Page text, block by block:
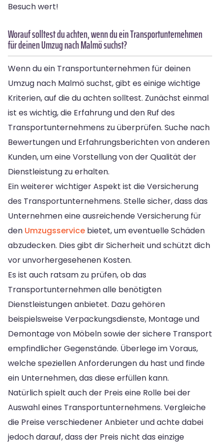
Besuch wert!
Worauf solltest du achten, wenn du ein Transportunternehmen
für deinen Umzug nach Malmö suchst?
Wenn du ein Transportunternehmen für deinen
Umzug nach Malmö suchst, gibt es einige wichtige
Kriterien, auf die du achten solltest. Zunächst einmal
ist es wichtig, die Erfahrung und den Ruf des
Transportunternehmens zu überprüfen. Suche nach
Bewertungen und Erfahrungsberichten von anderen
Kunden, um eine Vorstellung von der Qualität der
Dienstleistung zu erhalten.
Ein weiterer wichtiger Aspekt ist die Versicherung
des Transportunternehmens. Stelle sicher, dass das
Unternehmen eine ausreichende Versicherung für
den Umzugsservice bietet, um eventuelle Schäden
abzudecken. Dies gibt dir Sicherheit und schützt dich
vor unvorhergesehenen Kosten.
Es ist auch ratsam zu prüfen, ob das
Transportunternehmen alle benötigten
Dienstleistungen anbietet. Dazu gehören
beispielsweise Verpackungsdienste, Montage und
Demontage von Möbeln sowie der sichere Transport
empfindlicher Gegenstände. Überlege im Voraus,
welche speziellen Anforderungen du hast und finde
ein Unternehmen, das diese erfüllen kann.
Natürlich spielt auch der Preis eine Rolle bei der
Auswahl eines Transportunternehmens. Vergleiche
die Preise verschiedener Anbieter und achte dabei
jedoch darauf, dass der Preis nicht das einzige